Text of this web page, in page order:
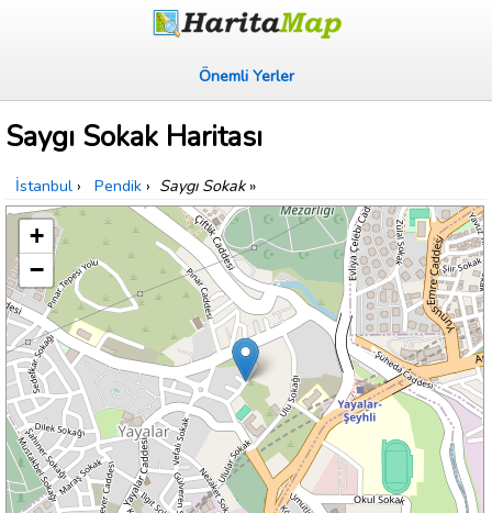
Önemli Yerler
Saygı Sokak Haritası
İstanbul › Pendik › Saygı Sokak»
+
−